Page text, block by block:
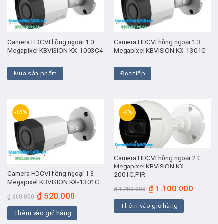
Camera HDCVI hồng ngoại 1.0
Megapixel KBVISION KX-1003C4
Mua sản phẩm
Camera HDCVI hồng ngoại 1.3
Megapixel KBVISION KX-1301C
Đọc tiếp
-13%
Camera HDCVI hồng ngoại 1.3
Megapixel KBVISION KX-1301C
₫600.000 Giá
gốc
là:
₫ 600.000.
₫ 520.000
tại
₫ 520.000.
Thêm vào giỏ hàng
-8%
Camera HDCVI hồng ngoại 2.0
Megapixel KBVISION KX-
2001C.PIR
₫1.200.000 Giá
gốc
là:
₫ 1.200.000.
₫ 1.100.000
Thêm vào giỏ hàng